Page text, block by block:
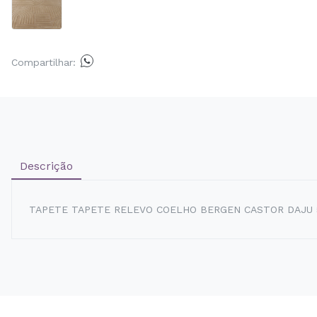
Compartilhar:
Descrição
TAPETE TAPETE RELEVO COELHO BERGEN CASTOR DAJU